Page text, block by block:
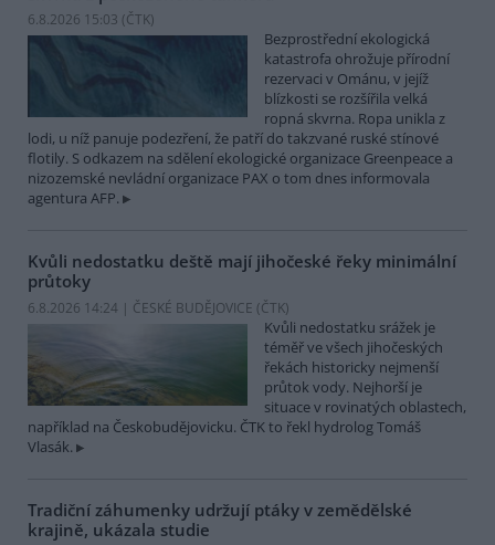
6.8.2026 15:03 (ČTK)
Bezprostřední ekologická
katastrofa ohrožuje přírodní
rezervaci v Ománu, v jejíž
blízkosti se rozšířila velká
ropná skvrna. Ropa unikla z
lodi, u níž panuje podezření, že patří do takzvané ruské stínové
flotily. S odkazem na sdělení ekologické organizace Greenpeace a
nizozemské nevládní organizace PAX o tom dnes informovala
agentura AFP.
Kvůli nedostatku deště mají jihočeské řeky minimální
průtoky
6.8.2026 14:24 | ČESKÉ BUDĚJOVICE (ČTK)
Kvůli nedostatku srážek je
téměř ve všech jihočeských
řekách historicky nejmenší
průtok vody. Nejhorší je
situace v rovinatých oblastech,
například na Českobudějovicku. ČTK to řekl hydrolog Tomáš
Vlasák.
Tradiční záhumenky udržují ptáky v zemědělské
krajině, ukázala studie